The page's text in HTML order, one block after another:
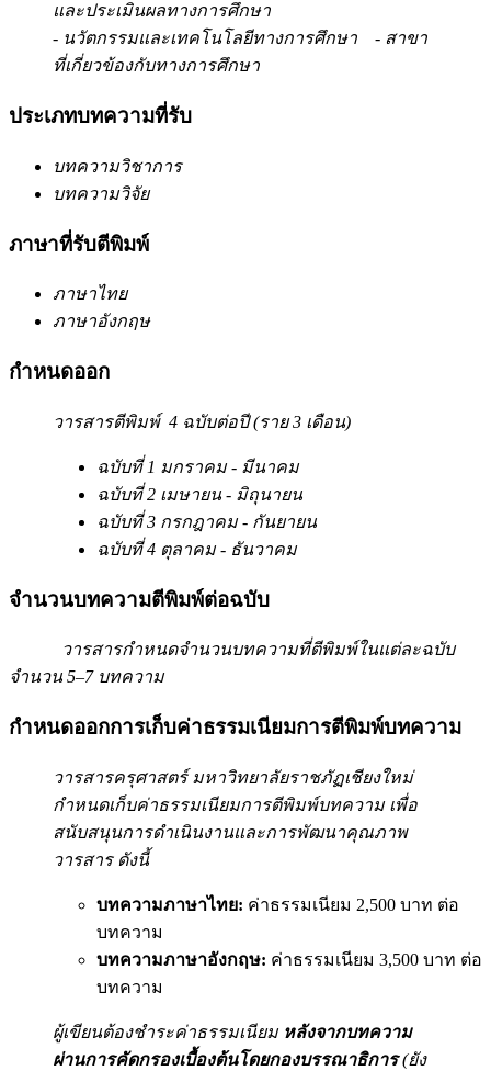
และประเมินผลทางการศึกษา
- นวัตกรรมและเทคโนโลยีทางการศึกษา - สาขา
ที่เกี่ยวข้องกับทางการศึกษา
ประเภทบทความที่รับ
บทความวิชาการ
บทความวิจัย
ภาษาที่รับตีพิมพ์
ภาษาไทย
ภาษาอังกฤษ
กำหนดออก
วารสารตีพิมพ์ 4 ฉบับต่อปี (ราย 3 เดือน)
ฉบับที่ 1 มกราคม - มีนาคม
ฉบับที่ 2 เมษายน - มิถุนายน
ฉบับที่ 3 กรกฎาคม - กันยายน
ฉบับที่ 4 ตุลาคม - ธันวาคม
จำนวนบทความตีพิมพ์ต่อฉบับ
วารสารกำหนดจำนวนบทความที่ตีพิมพ์ในแต่ละฉบับ
จำนวน 5–7 บทความ
กำหนดออกการเก็บค่าธรรมเนียมการตีพิมพ์บทความ
วารสารครุศาสตร์ มหาวิทยาลัยราชภัฏเชียงใหม่
กำหนดเก็บค่าธรรมเนียมการตีพิมพ์บทความ เพื่อ
สนับสนุนการดำเนินงานและการพัฒนาคุณภาพ
วารสาร ดังนี้
บทความภาษาไทย: ค่าธรรมเนียม 2,500 บาท ต่อ
บทความ
บทความภาษาอังกฤษ: ค่าธรรมเนียม 3,500 บาท ต่อ
บทความ
ผู้เขียนต้องชำระค่าธรรมเนียม หลังจากบทความ
ผ่านการคัดกรองเบื้องต้นโดยกองบรรณาธิการ(ยัง